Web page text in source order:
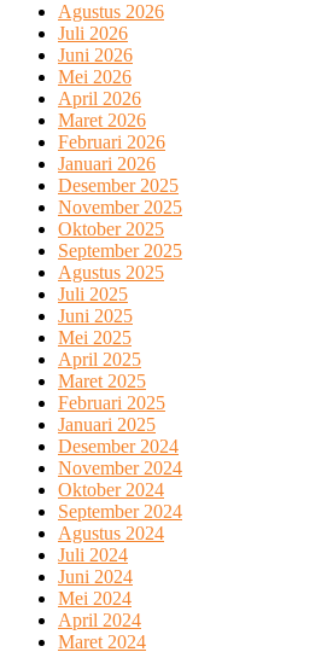
Agustus 2026
Juli 2026
Juni 2026
Mei 2026
April 2026
Maret 2026
Februari 2026
Januari 2026
Desember 2025
November 2025
Oktober 2025
September 2025
Agustus 2025
Juli 2025
Juni 2025
Mei 2025
April 2025
Maret 2025
Februari 2025
Januari 2025
Desember 2024
November 2024
Oktober 2024
September 2024
Agustus 2024
Juli 2024
Juni 2024
Mei 2024
April 2024
Maret 2024